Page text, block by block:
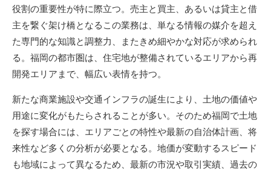
役割の重要性が特に際立つ。売主と買主、あるいは貸主と借
主を繋ぐ架け橋となるこの業務は、単なる情報の媒介を超え
た専門的な知識と調整力、またきめ細やかな対応が求められ
る。福岡の都市圏は、住宅地が整備されているエリアから再
開発エリアまで、幅広い表情を持つ。
新たな商業施設や交通インフラの誕生により、土地の価値や
用途に変化がもたらされることが多い。そのため福岡で土地
を探す場合には、エリアごとの特性や最新の自治体計画、将
来性など多くの分析が必要となる。地価が変動するスピード
も地域によって異なるため、最新の市況や取引実績、過去の